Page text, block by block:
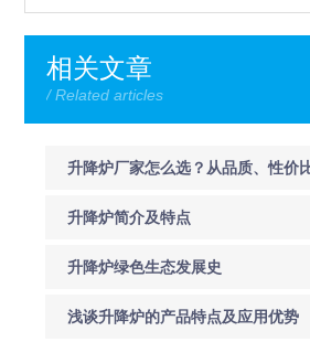
相关文章
/ Related articles
升降炉厂家怎么选？从品质、性价
售后服务的深度解析
升降炉简介及特点
升降炉绿色生态发展史
浅谈升降炉的产品特点及应用优势